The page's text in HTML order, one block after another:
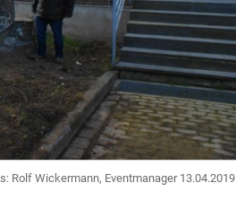
Rolf Wickermann, Eventmanager 13.04.2019